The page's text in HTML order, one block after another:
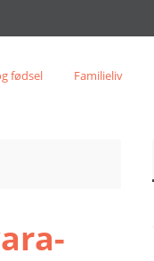
fødsel Familieliv